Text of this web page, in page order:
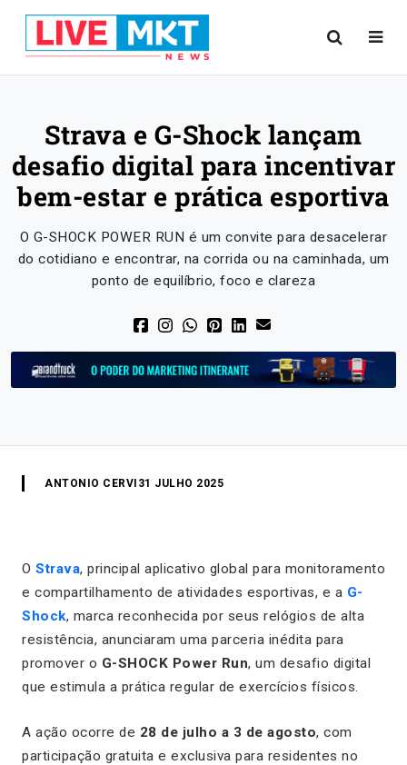
Strava e G-Shock lançam
desafio digital para incentivar
bem-estar e prática esportiva
O G-SHOCK POWER RUN é um convite para desacelerar
do cotidiano e encontrar, na corrida ou na caminhada, um
ponto de equilíbrio, foco e clareza
ANTONIO CERVI 31 JULHO 2025
O Strava, principal aplicativo global para monitoramento
e compartilhamento de atividades esportivas, e a G-
Shock, marca reconhecida por seus relógios de alta
resistência, anunciaram uma parceria inédita para
promover o G-SHOCK Power Run, um desafio digital
que estimula a prática regular de exercícios físicos.
A ação ocorre de 28 de julho a 3 de agosto, com
participação gratuita e exclusiva para residentes no